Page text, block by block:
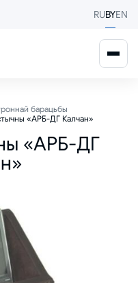
RUBYEN
барацьбы
«АРБ-ДГ Калчан»
«АРБ-ДГ